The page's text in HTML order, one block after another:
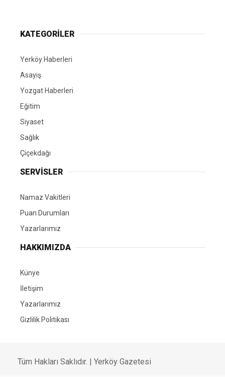
KATEGORİLER
Yerköy Haberleri
Asayiş
Yozgat Haberleri
Eğitim
Siyaset
Sağlık
Çiçekdağı
SERVİSLER
Namaz Vakitleri
Puan Durumları
Yazarlarımız
HAKKIMIZDA
Künye
İletişim
Yazarlarımız
Gizlilik Politikası
Tüm Hakları Saklıdır. | Yerköy Gazetesi